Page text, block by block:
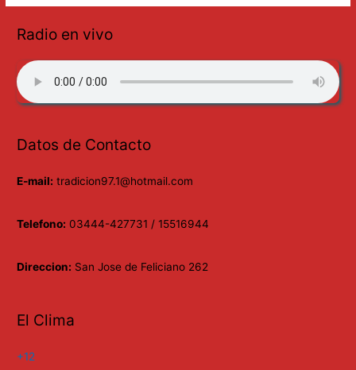
Radio en vivo
Datos de Contacto
E-mail: tradicion97.1@hotmail.com
Telefono: 03444-427731 / 15516944
Direccion: San Jose de Feliciano 262
El Clima
+12